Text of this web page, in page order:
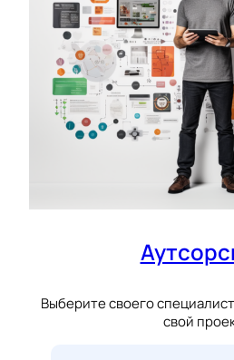
Выберите своего
свой